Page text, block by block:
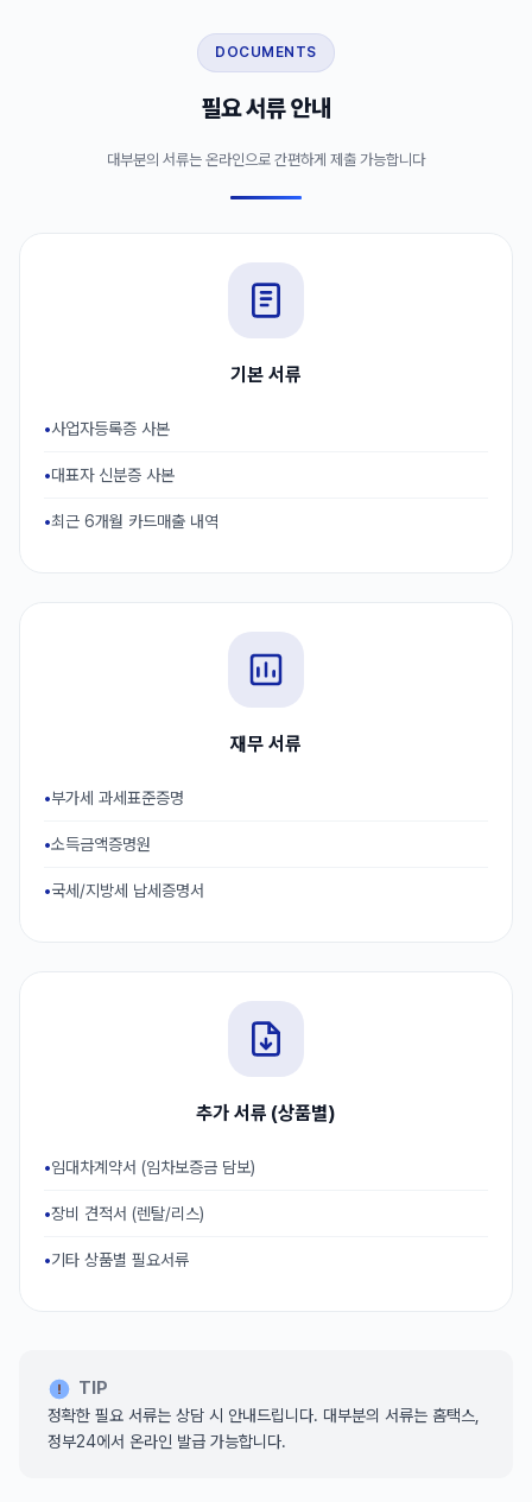
DOCUMENTS
필요 서류 안내
대부분의 서류는 온라인으로 간편하게 제출 가능합니다
기본 서류
사업자등록증 사본
대표자 신분증 사본
최근 6개월 카드매출 내역
재무 서류
부가세 과세표준증명
소득금액증명원
국세/지방세 납세증명서
추가 서류 (상품별)
임대차계약서 (임차보증금 담보)
장비 견적서 (렌탈/리스)
기타 상품별 필요서류
TIP
정확한 필요 서류는 상담 시 안내드립니다. 대부분의 서류는 홈택스,
정부24에서 온라인 발급 가능합니다.